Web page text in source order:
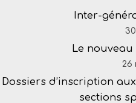
Inter-
Le nouveau
26
Dossiers d’inscription
sections